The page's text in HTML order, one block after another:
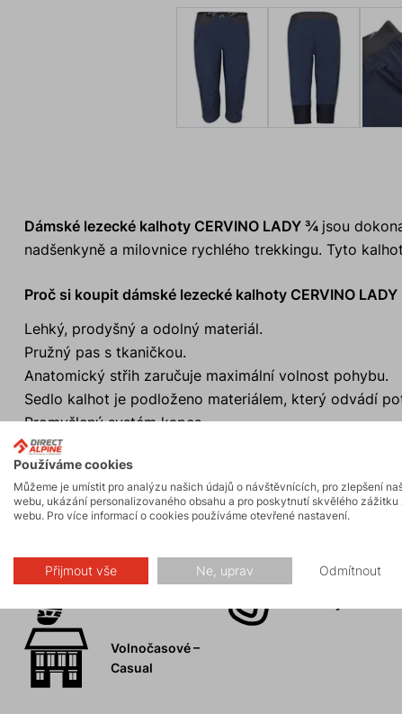
Dámské lezecké kalhoty CERVINO LADY ¾ jsou
nadšenkyně a milovnice rychlého trekkingu. Tyto
Proč si koupit dámské lezecké kalhoty CERVINO
Lehký, prodyšný a odolný materiál.
Pružný pas s tkaničkou.
Anatomický střih zaručuje maximální volnost pohybu.
Sedlo kalhot je podloženo materiálem, který odvádí
Promyšlený systém kapes.
Aktivity
Volnočasové –
Casual
Používáme cookies
Můžeme je umístit pro analýzu našich údajů o návštěvnících, pro zlepšení
webu, ukázání personalizovaného obsahu a pro poskytnutí skvělého zážitku
webu. Pro více informací o cookies používáme otevřené nastavení.
Přijmout vše Ne, uprav Odmítnout